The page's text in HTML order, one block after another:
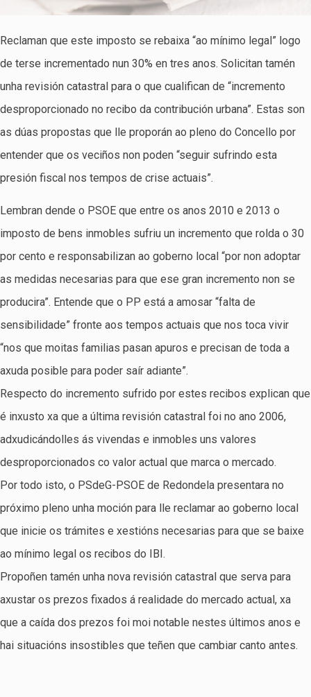
Reclaman que este imposto se rebaixa “ao mínimo legal” logo
de terse incrementado nun 30% en tres anos. Solicitan tamén
unha revisión catastral para o que cualifican de “incremento
desproporcionado no recibo da contribución urbana”. Estas son
as dúas propostas que lle proporán ao pleno do Concello por
entender que os veciños non poden “seguir sufrindo esta
presión fiscal nos tempos de crise actuais”.
Lembran dende o PSOE que entre os anos 2010 e 2013 o
imposto de bens inmobles sufriu un incremento que rolda o 30
por cento e responsabilizan ao goberno local “por non adoptar
as medidas necesarias para que ese gran incremento non se
producira”. Entende que o PP está a amosar “falta de
sensibilidade” fronte aos tempos actuais que nos toca vivir
“nos que moitas familias pasan apuros e precisan de toda a
axuda posible para poder saír adiante”.
Respecto do incremento sufrido por estes recibos explican que
é inxusto xa que a última revisión catastral foi no ano 2006,
adxudicándolles ás vivendas e inmobles uns valores
desproporcionados co valor actual que marca o mercado.
Por todo isto, o PSdeG-PSOE de Redondela presentara no
próximo pleno unha moción para lle reclamar ao goberno local
que inicie os trámites e xestións necesarias para que se baixe
ao mínimo legal os recibos do IBI.
Propoñen tamén unha nova revisión catastral que serva para
axustar os prezos fixados á realidade do mercado actual, xa
que a caída dos prezos foi moi notable nestes últimos anos e
hai situacións insostibles que teñen que cambiar canto antes.